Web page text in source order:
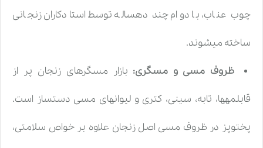
چوب عناب، با دوام چند دهساله توسط استادکاران زنجانی
ساخته میشوند.
ظروف مسی و مسگری: بازار مسگرهای زنجان پر از
قابلمهها، تابه، سینی، کتری و لیوانهای مسی دستساز است.
پختوپز در ظروف مسی اصل زنجان علاوه بر خواص سلامتی،